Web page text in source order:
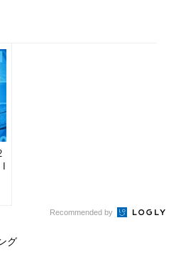
Recommended by
グ